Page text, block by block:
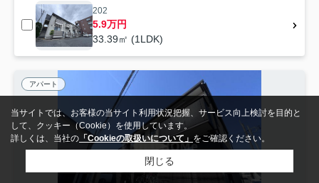
202
5.9万円
33.39㎡ (1LDK)
アパート
当サイトでは、お客様の当サイト利用状況把握、サービス向上検討を目的と
して、クッキー（Cookie）を使用しています。
詳しくは、当社の 「Cookieの取扱いについて」 をご確認ください。
閉じる